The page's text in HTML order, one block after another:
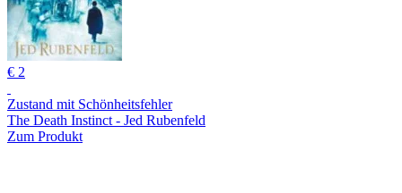
€ 2
Zustand mit Schönheitsfehler
The Death Instinct - Jed Rubenfeld
Zum Produkt